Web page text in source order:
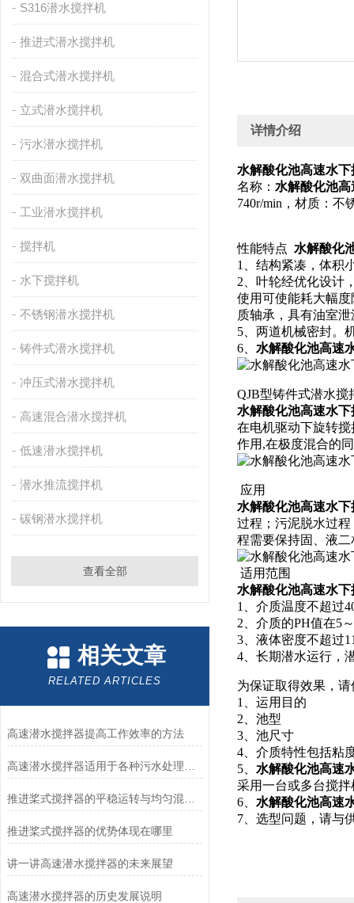
S316潜水搅拌机
推进式潜水搅拌机
混合式潜水搅拌机
立式潜水搅拌机
污水潜水搅拌机
双曲面潜水搅拌机
工业潜水搅拌机
搅拌机
水下搅拌机
不锈钢潜水搅拌机
铸件式潜水搅拌机
冲压式潜水搅拌机
高速混合潜水搅拌机
低速潜水搅拌机
潜水推流搅拌机
碳钢潜水搅拌机
查看全部
相关文章
RELATED ARTICLES
高速潜水搅拌器提高工作效率的方法
推进桨式搅拌器的优势体现在哪里
讲一讲高速潜水搅拌器的未来展望
高速潜水搅拌器的历史发展说明
详情介绍
水解酸化池高速水下
名称： 水解酸化池
740r/min，材质：不
性能特点 水解酸化
1、结构紧凑，体积
2、叶轮经优化设计
使用可使能耗大幅
质轴承，具有油室
5、两道机械密封。
6、 水解酸化池高速
QJB型铸件式潜水
水解酸化池高速水下
在电机驱动下旋转
作用,在极度混合的
应用
水解酸化池高速水下
过程；污泥脱水过
程需要保持固、液
适用范围
水解酸化池高速水下
1、介质温度不超过
2、介质的PH值在5
3、液体密度不超过
4、长期潜水运行，
为保证取得效果，
1、运用目的
2、池型
3、池尺寸
4、介质特性包括粘
5、 水解酸化池高速
采用一台或多台搅拌
6、 水解酸化池高速
7、选型问题，请与